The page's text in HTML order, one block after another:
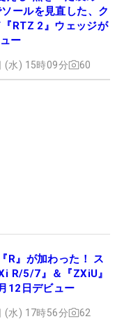
ールを見直した、ク
『RTZ 2』ウェッジが
ー
(水) 15時09分 60
R』が加わった！ ス
R/5/7』＆『ZXiU』
12日デビュー
(水) 17時56分 62